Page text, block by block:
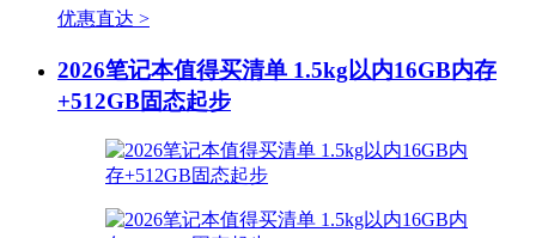
优惠直达 >
2026笔记本值得买清单 1.5kg以内16GB内存
+512GB固态起步